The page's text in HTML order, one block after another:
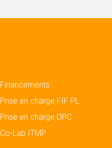
Financements
Prise en charge FIF PL
Prise en charge DPC
Co-Lab ITMP